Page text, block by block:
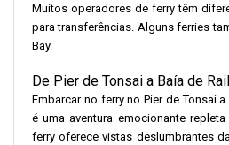
Muitos operadores de ferry têm
para transferências. Alguns ferries
Bay.
De Pier de Tonsai a Baía de
Embarcar no ferry no Pier de Tonsai
é uma aventura emocionante
ferry oferece vistas deslumbrantes